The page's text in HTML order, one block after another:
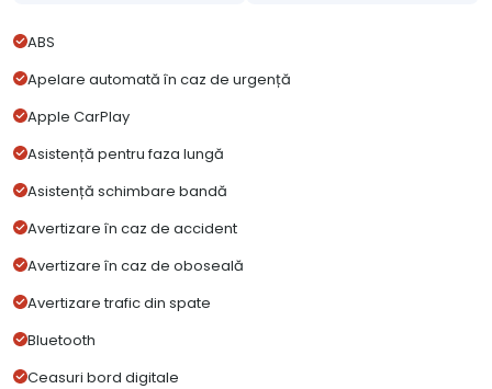
ABS
Apelare automată în caz de urgență
Apple CarPlay
Asistență pentru faza lungă
Asistență schimbare bandă
Avertizare în caz de accident
Avertizare în caz de oboseală
Avertizare trafic din spate
Bluetooth
Ceasuri bord digitale